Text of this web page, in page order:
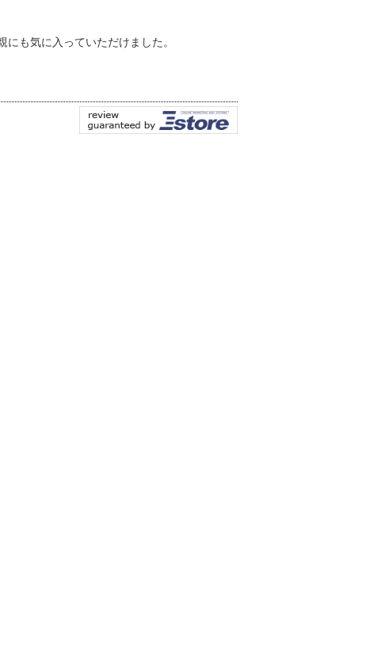
も気に入っていただけました。